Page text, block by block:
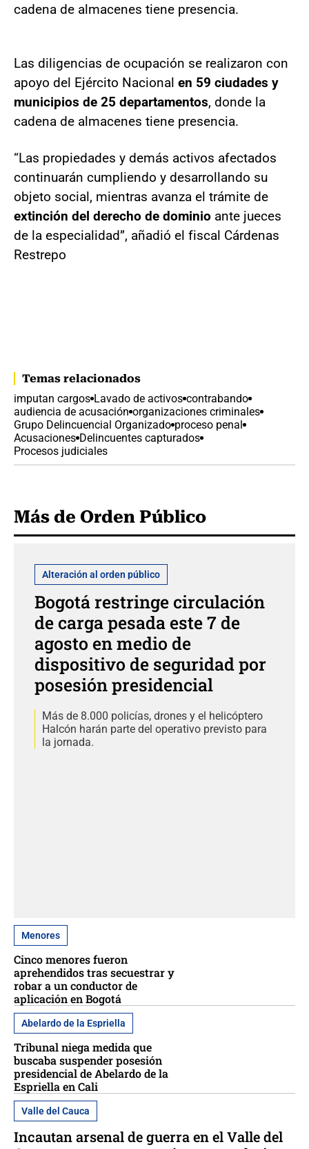
cadena de almacenes tiene presencia.
Las diligencias de ocupación se realizaron con
apoyo del Ejército Nacional en 59 ciudades y
municipios de 25 departamentos, donde la
cadena de almacenes tiene presencia.
“Las propiedades y demás activos afectados
continuarán cumpliendo y desarrollando su
objeto social, mientras avanza el trámite de
extinción del derecho de dominio ante jueces
de la especialidad”, añadió el fiscal Cárdenas
Restrepo
Temas relacionados
imputan cargos Lavado de activos contrabando
audiencia de acusación organizaciones criminales
Grupo Delincuencial Organizado proceso penal
Acusaciones Delincuentes capturados
Procesos judiciales
Más de Orden Público
Alteración al orden público
Bogotá restringe circulación
de carga pesada este 7 de
agosto en medio de
dispositivo de seguridad por
posesión presidencial
Más de 8.000 policías, drones y el helicóptero
Halcón harán parte del operativo previsto para
la jornada.
Menores
Cinco menores fueron
aprehendidos tras secuestrar y
robar a un conductor de
aplicación en Bogotá
Abelardo de la Espriella
Tribunal niega medida que
buscaba suspender posesión
presidencial de Abelardo de la
Espriella en Cali
Valle del Cauca
Incautan arsenal de guerra en el Valle del